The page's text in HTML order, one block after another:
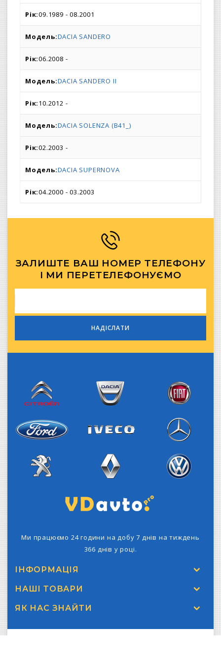
09.1989 - 08.2001
DACIA SANDERO
06.2008 -
DACIA SANDERO II
10.2012 -
DACIA SOLENZA (B41_)
02.2003 -
DACIA SUPERNOVA
04.2000 - 03.2003
ЗАЛИШТЕ ВАШ НОМЕР ТЕЛЕФОНУ
І МИ ПЕРЕТЕЛЕФОНУЄМО
Ми працюємо 24 години на добу 7 днів на тиждень
366 днів у році.
ІНФОРМАЦІЯ
НАШІ ТОВАРИ
ЯК НАС ЗНАЙТИ